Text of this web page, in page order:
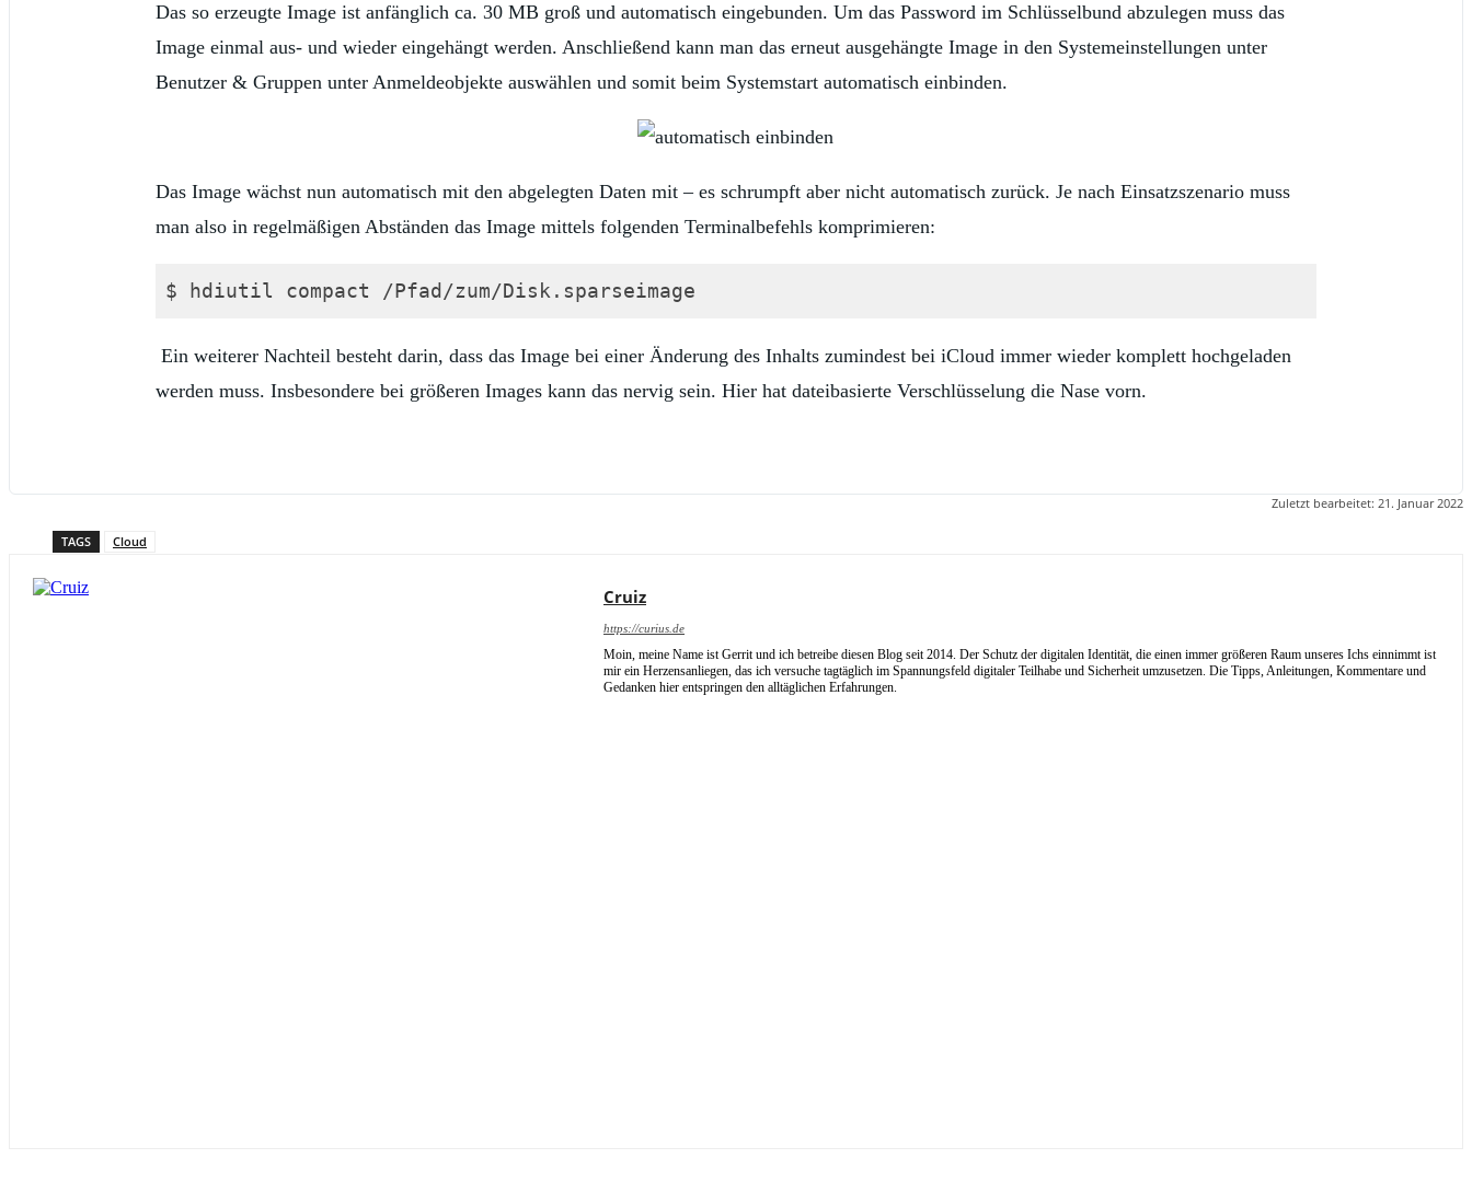
Das so erzeugte Image ist anfänglich ca. 30 MB groß und automatisch eingebunden. Um das Password im Schlüsselbund abzulegen muss das
Image einmal aus- und wieder eingehängt werden. Anschließend kann man das erneut ausgehängte Image in den Systemeinstellungen unter
Benutzer & Gruppen unter Anmeldeobjekte auswählen und somit beim Systemstart automatisch einbinden.
Das Image wächst nun automatisch mit den abgelegten Daten mit – es schrumpft aber nicht automatisch zurück. Je nach Einsatzszenario muss
man also in regelmäßigen Abständen das Image mittels folgenden Terminalbefehls komprimieren:
$ hdiutil compact /Pfad/zum/Disk.sparseimage
Ein weiterer Nachteil besteht darin, dass das Image bei einer Änderung des Inhalts zumindest bei iCloud immer wieder komplett hochgeladen
werden muss. Insbesondere bei größeren Images kann das nervig sein. Hier hat dateibasierte Verschlüsselung die Nase vorn.
Zuletzt bearbeitet: 21. Januar 2022
TAGS Cloud
Cruiz
https://curius.de
Moin, meine Name ist Gerrit und ich betreibe diesen Blog seit 2014. Der Schutz der digitalen Identität, die einen immer größeren Raum unseres Ichs einnimmt ist
mir ein Herzensanliegen, das ich versuche tagtäglich im Spannungsfeld digitaler Teilhabe und Sicherheit umzusetzen. Die Tipps, Anleitungen, Kommentare und
Gedanken hier entspringen den alltäglichen Erfahrungen.